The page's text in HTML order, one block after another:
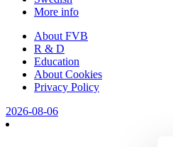
More info
About FVB
R & D
Education
About Cookies
Privacy Policy
2026-08-06